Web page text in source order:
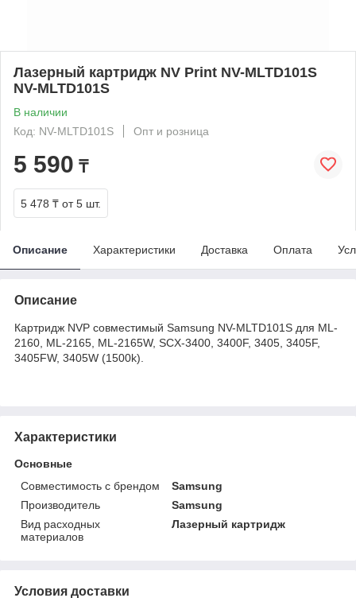
Лазерный картридж NV Print NV-MLTD101S
NV-MLTD101S
В наличии
Код: NV-MLTD101S
Опт и розница
5 590 ₸
5 478 ₸ от 5 шт.
Описание Характеристики Доставка Оплата
Описание
Картридж NVP совместимый Samsung NV-MLTD101S для ML-
2160, ML-2165, ML-2165W, SCX-3400, 3400F, 3405, 3405F,
3405FW, 3405W (1500k).
Характеристики
Основные
Совместимость с брендом
Samsung
Производитель
Samsung
Вид расходных
материалов
Лазерный картридж
Условия доставки